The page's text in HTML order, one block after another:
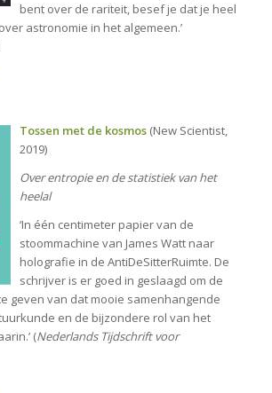
bent over de rariteit, besef je dat je heel
astronomie in het algemeen.’
Tossen met de kosmos (New Scientist,
2019)
Over entropie en de statistiek van het
heelal
‘In één centimeter papier van de
stoommachine van James Watt naar
holografie in de AntiDeSitterRuimte. De
schrijver is er goed in geslaagd om de
geven van dat mooie samenhangende
en de bijzondere rol van het
(Nederlands Tijdschrift voor